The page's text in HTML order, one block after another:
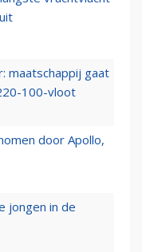
maatschappij gaat
100-vloot
door Apollo,
jongen in de